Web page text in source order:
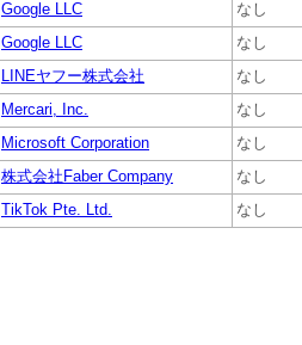
Google LLC
なし
Google LLC
なし
LINEヤフー株式会社
なし
Mercari, Inc.
なし
Microsoft Corporation
なし
株式会社Faber Company
なし
TikTok Pte. Ltd. なし